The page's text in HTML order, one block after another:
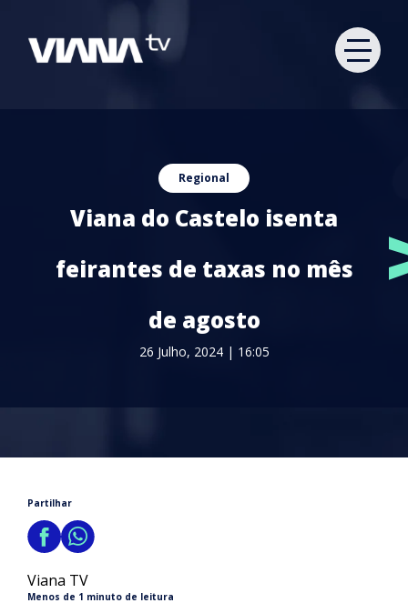
Regional
Viana do Castelo isenta
feirantes de taxas no mês
de agosto
26 Julho, 2024 | 16:05
Partilhar
Viana TV
Menos de 1 minuto de leitura